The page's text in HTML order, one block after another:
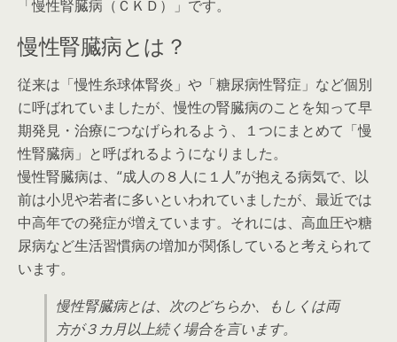
「慢性腎臓病（ＣＫＤ）」です。
慢性腎臓病とは？
従来は「慢性糸球体腎炎」や「糖尿病性腎症」など個別
に呼ばれていましたが、慢性の腎臓病のことを知って早
期発見・治療につなげられるよう、１つにまとめて「慢
性腎臓病」と呼ばれるようになりました。
慢性腎臓病は、“成人の８人に１人”が抱える病気で、以
前は小児や若者に多いといわれていましたが、最近では
中高年での発症が増えています。それには、高血圧や糖
尿病など生活習慣病の増加が関係していると考えられて
います。
慢性腎臓病とは、次のどちらか、もしくは両
方が３カ月以上続く場合を言います。